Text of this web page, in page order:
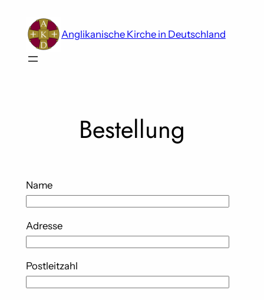
content
Anglikanische Kirche in Deutschland
Bestellung
Name
Adresse
Postleitzahl